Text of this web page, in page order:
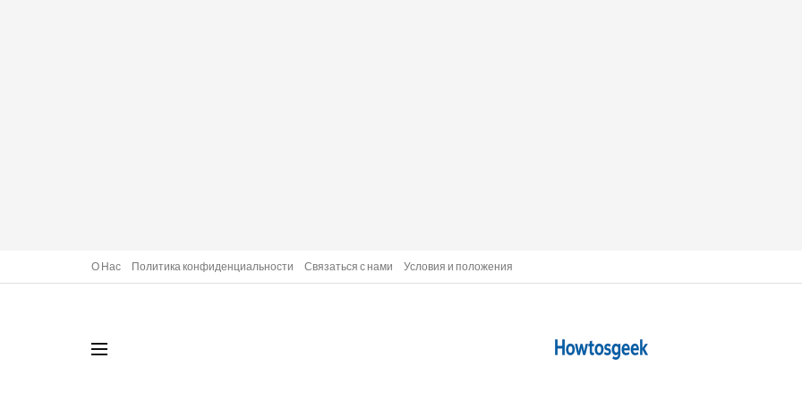
О Нас Политика конфиденциальности Связаться с нами Условия и положения